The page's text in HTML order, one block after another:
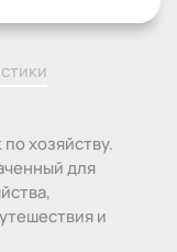
хозяйству.
для
и